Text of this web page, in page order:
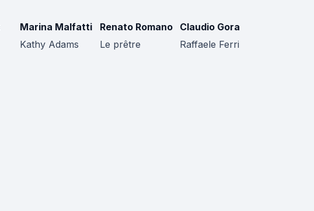
Marina Malfatti
Kathy Adams
Renato Romano
Le prêtre
Claudio Gora
Raffaele Ferri